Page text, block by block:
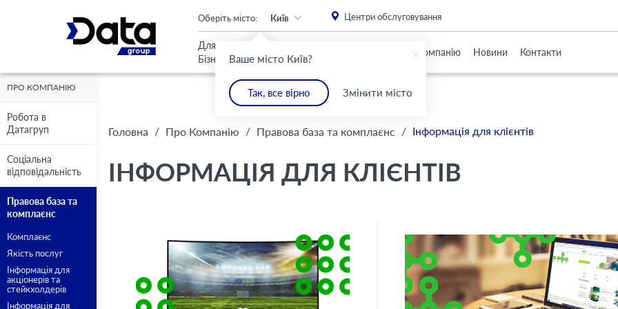
Ваше місто Київ?
Так, все вірно Змінити місто
Оберіть місто: Київ Центри обслуговування
Для
Бізнесу
Дому
Про Компанію Новини Контакти
ПРО КОМПАНІЮ
Робота в
Датагруп
Соціальна
відповідальність
Правова база та
комплаєнс
Комплаєнс
Якість послуг
Інформація для
акціонерів та
стейкхолдерів
Інформація для
Головна / Про Компанію / Правова база та комплаєнс / Інформація для клієнтів
ІНФОРМАЦІЯ ДЛЯ КЛІЄНТІВ
An important update (Chrome 143) is available for your browser. Please install this critical browser update